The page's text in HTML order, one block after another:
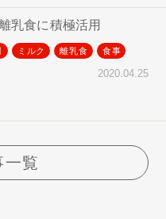
乳食に積極活用
ミルク 離乳食 食事
2020.04.25
一覧